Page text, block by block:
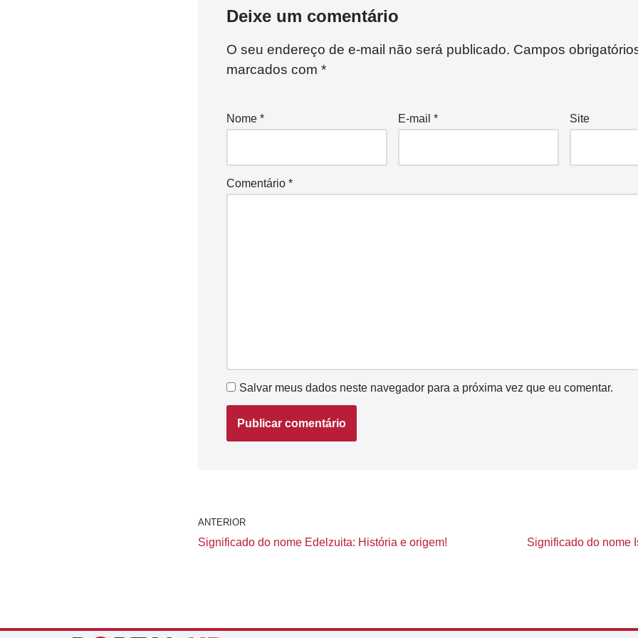
Deixe um comentário
O seu endereço de e-mail não será publicado. Campos
marcados com *
Nome * E-mail * Site
Comentário *
Salvar meus dados neste navegador para a próxima vez que eu comentar.
ANTERIOR
Significado do nome Edelzuita: História e origem! Significado do nome